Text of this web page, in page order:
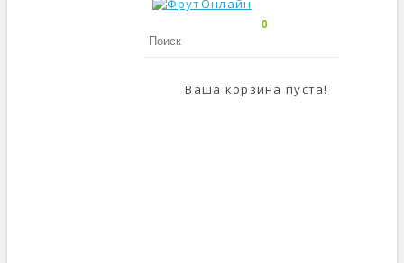
0
Ваша корзина пуста!